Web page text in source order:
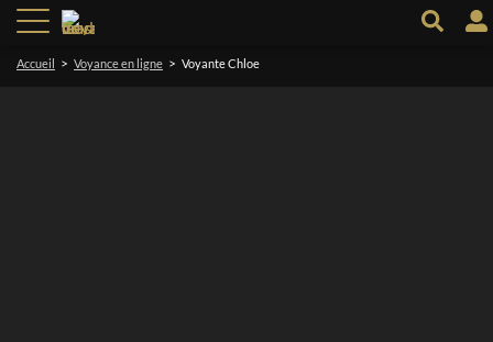
Accueil > Voyance en ligne > Voyante Chloe